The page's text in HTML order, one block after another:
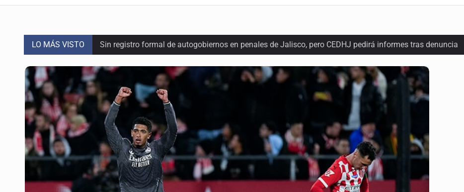
LO MÁS VISTO Sin registro formal de autogobiernos en penales de Jalisco, pero CEDHJ pedirá informes tras denuncia
Citarían a Medrano si persiste falta de diálogo con vecinos de Mirador San Isidro
Asesinan a tres luego de dos ataques armados
Mujer resulta lesionada tras ataque de pitbull en Zapopan
Vinculan a pareja que extorsionaba con peluches para exigir 'cobro de piso'
Mueren cuatro personas por volcadura en San Miguel el Alto
Ken Salazar afirma que no tiene evidencia de vínculos entre el gobierno de México y el crimen organizado
Sheinbaum se reúnen secretario de Estado del Vaticano